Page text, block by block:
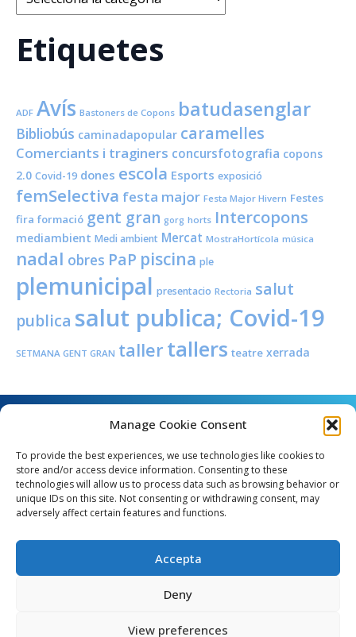
Manage Cookie Consent
To provide the best experiences, we use technologies like cookies to
store and/or access device information. Consenting to these
technologies will allow us to process data such as browsing behavior or
unique IDs on this site. Not consenting or withdrawing consent, may
adversely affect certain features and functions.
Accepta
Deny
View preferences
Etiquetes
ADF Avís Bastoners de Copons batudasenglar
Bibliobús caminadapopular caramelles
Comerciants i traginers concursfotografia copons
2.0 Covid-19 dones escola Esports exposició
femSelectiva festa major Festa Major Hivern Festes
fira formació gent gran gorg horts Intercopons
mediambient Medi ambient Mercat MostraHortícola música
nadal obres PaP piscina ple
plemunicipal presentacio Rectoria salut
publica salut publica; Covid-19
SETMANA GENT GRAN taller tallers teatre xerrada
Angel Guimerà, 8 - 08289 Copons
e_mail: copons@copons.cat